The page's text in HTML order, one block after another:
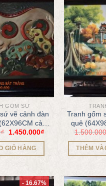
GỐM SỨ
vẽ cảnh đàn
cả
₫ 1.450.000₫
GIỎ HÀNG
Tranh gốm
quê
1.500.000
THÊM
- 16.67%